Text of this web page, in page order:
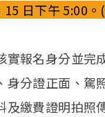
日下午 5:00
報名身分並
分證正面、駕
及繳費證明拍